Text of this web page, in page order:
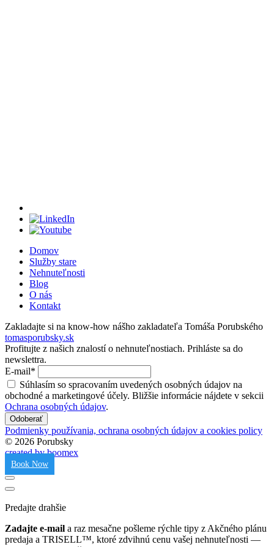
Domov
Služby stare
Nehnuteľnosti
Blog
O nás
Kontakt
Zakladajte si na know-how nášho zakladateľa Tomáša Porubského
tomasporubsky.sk
Profitujte z našich znalostí o nehnuteľnostiach. Prihláste sa do
newslettra.
E-mail*
Súhlasím so spracovaním uvedených osobných údajov na
obchodné a marketingové účely. Bližšie informácie nájdete v sekcii
Ochrana osobných údajov.
Odoberať
Podmienky používania, ochrana osobných údajov a cookies policy
© 2026 Porubsky
created by boomex
Book Now
Predajte drahšie
Zadajte e-mail a raz mesačne pošleme rýchle tipy z Akčného plánu
predaja a TRISELL™, ktoré zdvihnú cenu vašej nehnuteľnosti —